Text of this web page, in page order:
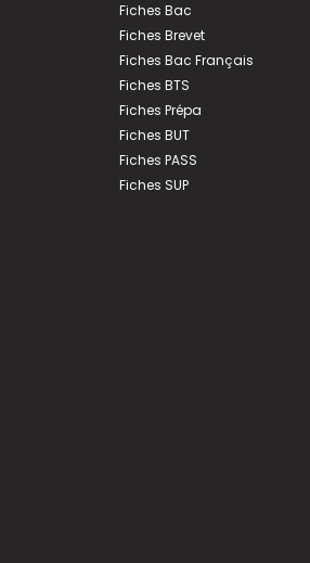
Fiches Bac
Fiches Brevet
Fiches Bac Français
Fiches BTS
Fiches Prépa
Fiches BUT
Fiches PASS
Fiches SUP